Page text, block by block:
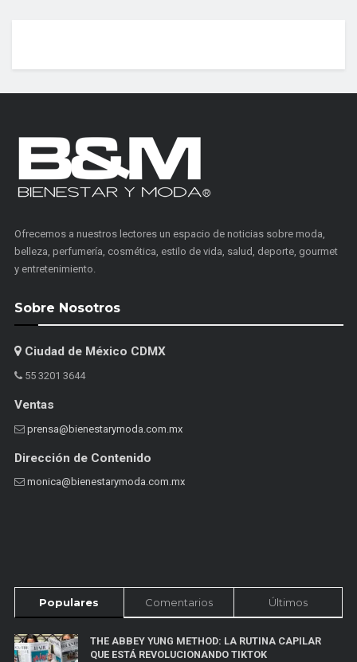
Ofrecemos a nuestros lectores un espacio de noticias sobre moda,
belleza, perfumería, cosmética, estilo de vida, salud, deporte, gourmet
y entretenimiento.
Sobre Nosotros
Ciudad de México CDMX
55 3201 3644
Ventas
prensa@bienestarymoda.com.mx
Dirección de Contenido
monica@bienestarymoda.com.mx
Populares Comentarios Últimos
THE ABBEY YUNG METHOD: LA RUTINA CAPILAR
QUE ESTÁ REVOLUCIONANDO TIKTOK